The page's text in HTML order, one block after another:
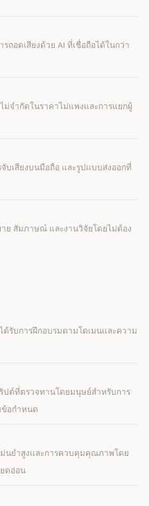
อดเสียงด้วย AI ที่เชื่อถือได้ในกว่า
ม่จำกัดในราคาไม่แพงและการแยกผู้
บเสียงบนมือถือ และรูปแบบส่งออกที่
ย สัมภาษณ์ และงานวิจัยโดยไม่ต้อง
รับการฝึกอบรมตามโดเมนและความ
ปต์ที่ตรวจทานโดยมนุษย์สำหรับการ
อกำหนด
นยำสูงและการควบคุมคุณภาพโดย
ดอ่อน